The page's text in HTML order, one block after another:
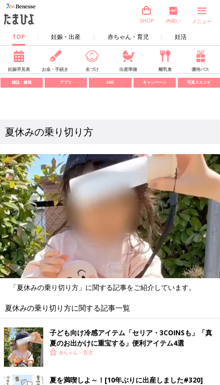
TOP 妊娠・出産 赤ちゃん・育児 妊活
SHOP 内祝い メニュー
妊娠早見表 お金・手続き 名づけ 出産準備 離乳食 優待パス
雑誌・書籍 アプリ SNS キャンペーン 写真スタジオ
夏休みの乗り切り方
「夏休みの乗り切り方」に関する記事をご紹介しています。
夏休みの乗り切り方に関する記事一覧
子ども向け冷感アイテム「セリア・3COINSも」「真
夏のお出かけに重宝する」便利アイテム4選
赤ちゃん・育児
夏を満喫しよ～！[10年ぶりに出産しました#320]